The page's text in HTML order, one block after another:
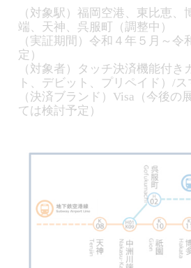
（対象駅）福岡空港、東比恵、
端、天神、呉服町（調整中）
（実証期間）令和４年５月～令
定）
（対象者）タッチ決済機能付き
ト、デビット、プリペイド）/
（決済ブランド）Visa（今後の
ては検討予定）